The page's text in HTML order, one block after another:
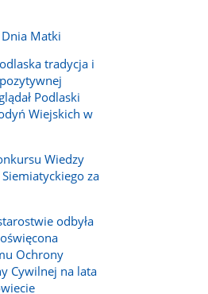
Matki
tradycja i
Podlaski
Wiejskich w
Wiedzy
za
odbyła
Ochrony
Cywilnej na lata